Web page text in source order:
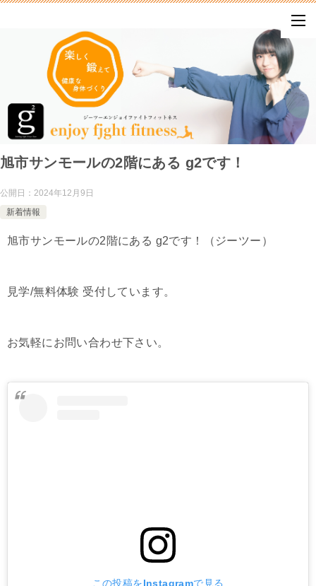
旭市サンモールの2階にある g2です！
公開日： 2024年12月9日
新着情報
旭市サンモールの2階にある g2です！（ジーツー）
見学/無料体験 受付しています。
お気軽にお問い合わせ下さい。
この投稿をInstagramで見る